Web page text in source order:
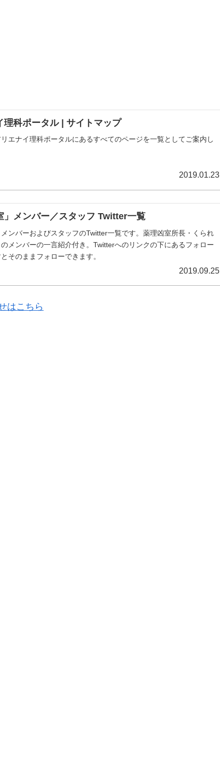
理科ポータル | サイトマップ
エナイ理科ポータルにあるすべてのページを一覧としてご案内し
2019.01.23
」メンバー／スタッフ Twitter一覧
メンバーおよびスタッフのTwitter一覧です。薬理凶室所長・くられ
メンバーの一言紹介付き。Twitterへのリンクの下にあるフォロー
そのままフォローできます。
2019.09.25
はこちら